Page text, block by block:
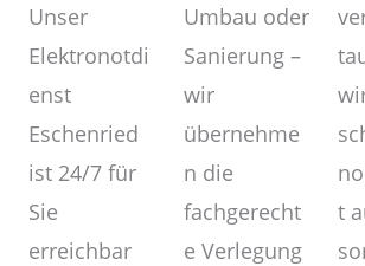
Unser
Elektronotdi
enst
Eschenried
ist 24/7 für
Sie
erreichbar
Umbau oder
Sanierung –
wir
übernehme
n die
fachgerecht
e Verlegung
t